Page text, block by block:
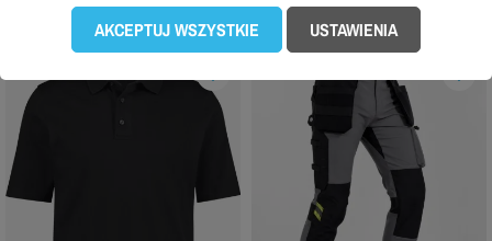
AKCEPTUJ WSZYSTKIE USTAWIENIA